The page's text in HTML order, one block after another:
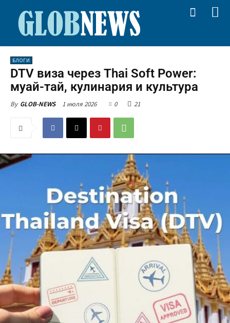
БЛОГИ
DTV виза через Thai Soft Power:
муай-тай, кулинария и культура
By GLOB-NEWS 1 июля 2026 0 21